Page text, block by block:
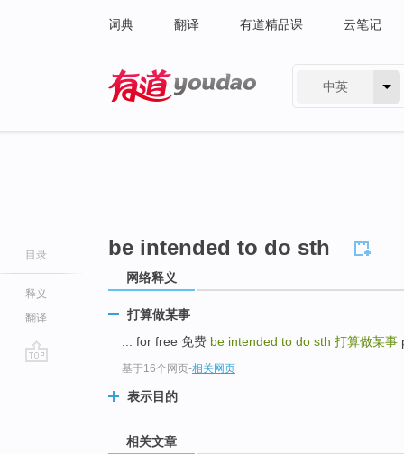
词典 翻译 有道精品课 云笔记
中英
目录
释义
翻译
be intended to do sth
网络释义
打算做某事
... for free 免费 be intended to do sth 打算做某事
基于16个网页-相关网页
表示目的
相关文章